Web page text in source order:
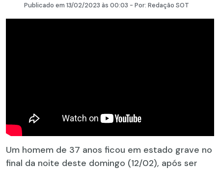
Publicado em 13/02/2023 às 00:03 - Por: Redação SOT
Um homem de 37 anos ficou em estado grave no
final da noite deste domingo (12/02), após ser